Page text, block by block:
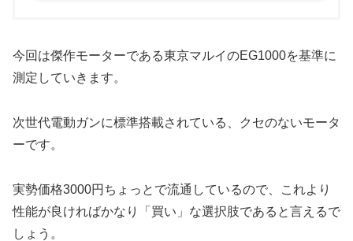
今回は傑作モーターである東京マルイのEG1000を基準に
測定していきます。
次世代電動ガンに標準搭載されている、クセのないモータ
ーです。
実勢価格3000円ちょっとで流通しているので、これより
性能が良ければかなり「買い」な選択肢であると言えるで
しょう。